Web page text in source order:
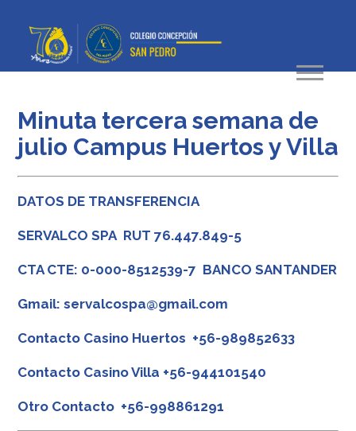
Minuta tercera semana de
julio Campus Huertos y Villa
DATOS DE TRANSFERENCIA
SERVALCO SPA RUT 76.447.849-5
CTA CTE: 0-000-8512539-7 BANCO SANTANDER
Gmail: servalcospa@gmail.com
Contacto Casino Huertos +56-989852633
Contacto Casino Villa +56-944101540
Otro Contacto +56-998861291